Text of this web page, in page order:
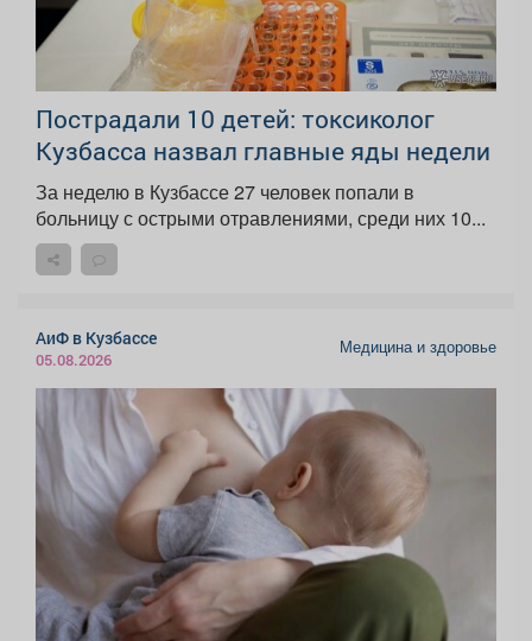
Пострадали 10 детей: токсиколог
Кузбасса назвал главные яды недели
За неделю в Кузбассе 27 человек попали в
больницу с острыми отравлениями, среди них 10...
АиФ в Кузбассе
05.08.2026
Медицина и здоровье